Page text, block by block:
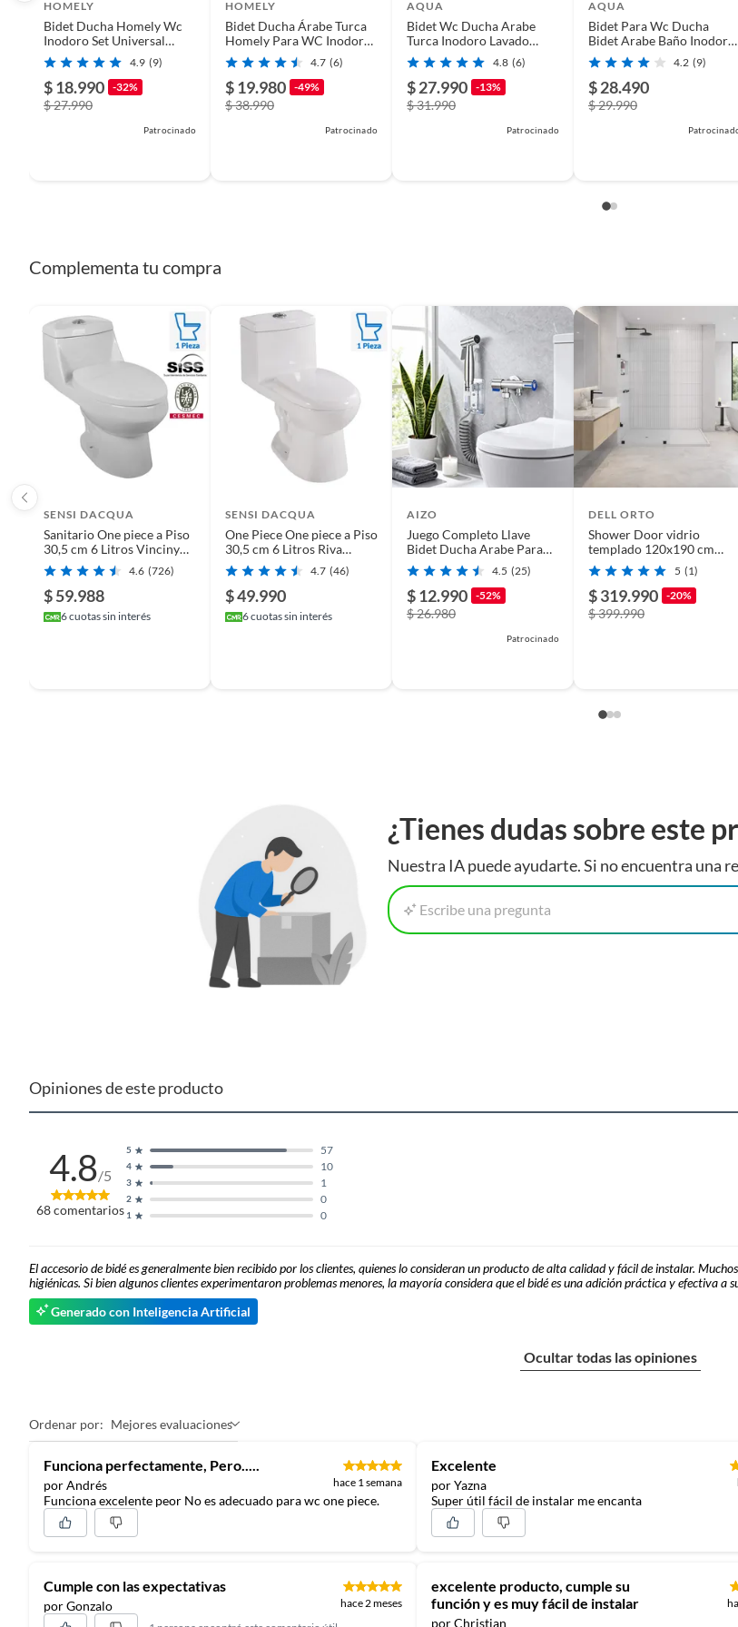
*COREAQUA® es distribuida en Chile y Sudamérica exclusivamente por Builder Commerce SPA*
Color Blanco
Número de piezas
HOMELY
Bidet Ducha Homely Wc
Inodoro Set Universal
Flujo Ajustable. 4.9 (9)
$ 18.990 -32%
$ 27.990
Patrocinado
HOMELY
Bidet Ducha Árabe Turca
Homely Para WC Inodoro
Set Completo.
4.7 (6)
$ 19.980 -49%
$ 38.990
Patrocinado
AQUA
Bidet Wc Ducha Arabe
Turca Inodoro Lavado
Tokio Aquabreeze4.8 (6)
$ 27.990 -13%
$ 31.990
Patrocinado
AQUA
Bidet Para Wc Ducha
Bidet Arabe Baño Inodoro
Lavado Aquabreeze Niza
4.2 (9)
$ 28.490
$ 29.990
Complementa tu compra
SENSI DACQUA
Sanitario One piece a Piso
30,5 cm 6 Litros Vinciny
Blanco
4.6 (726)
$ 59.988
6cuotas sin interés
SENSI DACQUA
One Piece One piece a Piso
30,5 cm 6 Litros Riva
Blanco
4.7 (46)
$ 49.990
6cuotas sin interés
AIZO
Juego Completo Llave
Bidet Ducha Arabe Para
Wc Envios
4.5 (25)
$ 12.990 -52%
$ 26.980
Patrocinado
DELL ORTO
Shower Door vidrio
templado 120x190 cm
herraje negro - Civita
5 (1)
$ 319.990 -20%
$ 399.990
¿Tienes dudas sobre este
Nuestra IA puede ayudarte. Si no encuentra una
Escribe una pregunta
Opiniones de este producto
4.8/5
68comentarios 1 0
2 0
3 1
4 10
5 57
El accesorio de bidé es generalmente bien recibido por los clientes, quienes lo consideran un producto de alta calidad y fácil de instalar.
higiénicas. Si bien algunos clientes experimentaron problemas menores, la mayoría considera que el bidé es una adición práctica y efectiva a
Generado con Inteligencia Artificial
Ocultar todas las opiniones
Ordenar por: Mejores evaluaciones
Funciona perfectamente, Pero.....
por Andrés hace 1 semana
Funciona excelente peor No es adecuado para wc one piece.
Cumple con las expectativas
por Gonzalo
hace 2 meses
Excelente
por Yazna
Super útil fácil de instalar me encanta
excelente producto, cumple su
función y es muy fácil de instalar
por Christian